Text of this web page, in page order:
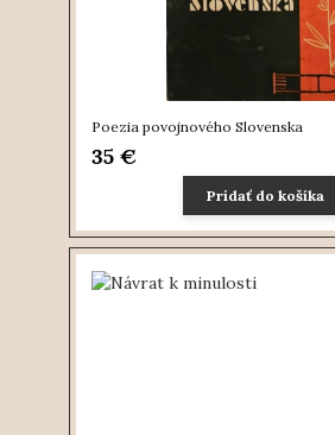
Poezia povojnového Slovenska
35 €
Pridať do košíka